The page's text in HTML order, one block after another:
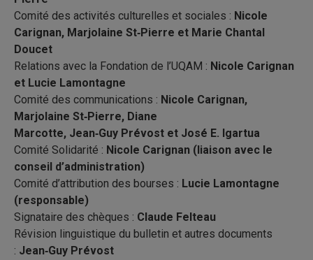
Comité des activités culturelles et sociales : Nicole
Carignan, Marjolaine St‐Pierre et Marie Chantal
Doucet
Relations avec la Fondation de l’UQAM : Nicole Carignan
et Lucie Lamontagne
Comité des communications : Nicole Carignan,
Marjolaine St‐Pierre, Diane
Marcotte, Jean‐Guy Prévost et José E. Igartua
Comité Solidarité : Nicole Carignan (liaison avec le
conseil d’administration)
Comité d’attribution des bourses : Lucie Lamontagne
(responsable)
Signataire des chèques : Claude Felteau
Révision linguistique du bulletin et autres documents
: Jean‐Guy Prévost